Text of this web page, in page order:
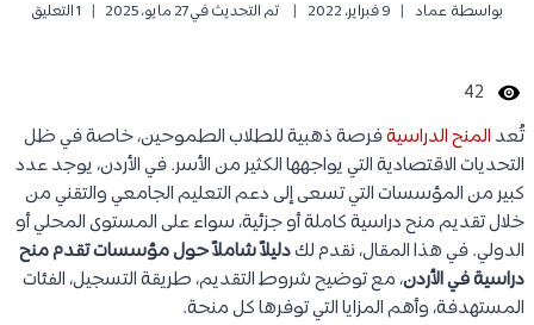
بواسطة عماد 9 فبراير، 2022 تم التحديث في27 مايو، 2025 1 التعليق
42
تُعد المنح الدراسيةفرصة ذهبية للطلاب الطموحين، خاصة في ظل
التحديات الاقتصادية التي يواجهها الكثير من الأسر. في الأردن، يوجد عدد
كبير من المؤسسات التي تسعى إلى دعم التعليم الجامعي والتقني من
خلال تقديم منح دراسية كاملة أو جزئية، سواء على المستوى المحلي أو
الدولي. في هذا المقال، نقدم لكدليلاً شاملاً حول مؤسسات تقدم منح
دراسية في الأردن، مع توضيح شروط التقديم، طريقة التسجيل، الفئات
المستهدفة، وأهم المزايا التي توفرها كل منحة.